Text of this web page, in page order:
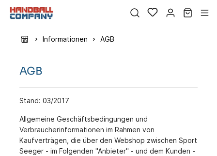
Informationen AGB
AGB
Stand: 03/2017
Allgemeine Geschäftsbedingungen und
Verbraucherinformationen im Rahmen von
Kaufverträgen, die über den Webshop zwischen Sport
Seeger - im Folgenden "Anbieter" - und dem Kunden -